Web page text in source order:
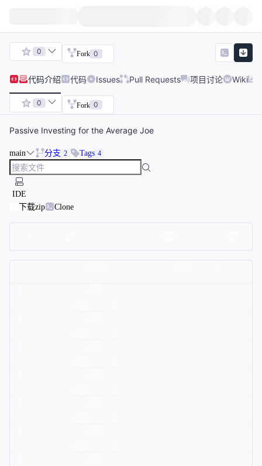
0 Fork 0
代码介绍 代码 Issues Pull Requests 项目讨论 Wiki
0 Fork 0
Passive Investing for the Average Joe
main 分支 2 Tags 4
IDE
下载zip
Clone